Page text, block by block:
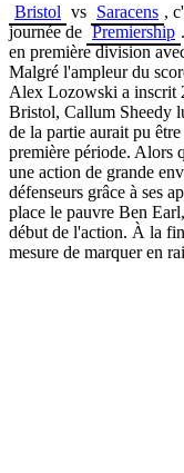
Bristol vs Saracens ,
journée de Premiership
en première division
Malgré l'ampleur du
Alex Lozowski a inscrit
Bristol, Callum Sheedy
de la partie aurait pu
première période. Alors
une action de grande
défenseurs grâce à ses
place le pauvre Ben
début de l'action. À la
mesure de marquer en